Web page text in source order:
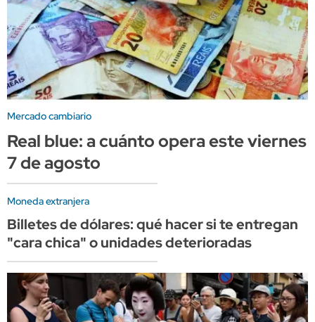
Mercado cambiario
Real blue: a cuánto opera este viernes
7 de agosto
Moneda extranjera
Billetes de dólares: qué hacer si te entregan
"cara chica" o unidades deterioradas